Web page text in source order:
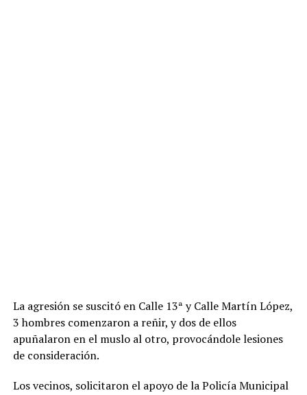
La agresión se suscitó en Calle 13ª y Calle Martín López,
3 hombres comenzaron a reñir, y dos de ellos
apuñalaron en el muslo al otro, provocándole lesiones
de consideración.
Los vecinos, solicitaron el apoyo de la Policía Municipal